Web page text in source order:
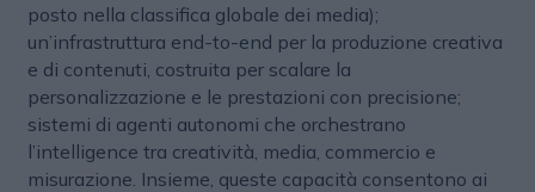
posto nella classifica globale dei media);
un’infrastruttura end-to-end per la produzione creativa
e di contenuti, costruita per scalare la
personalizzazione e le prestazioni con precisione;
sistemi di agenti autonomi che orchestrano
l’intelligence tra creatività, media, commercio e
misurazione. Insieme, queste capacità consentono ai